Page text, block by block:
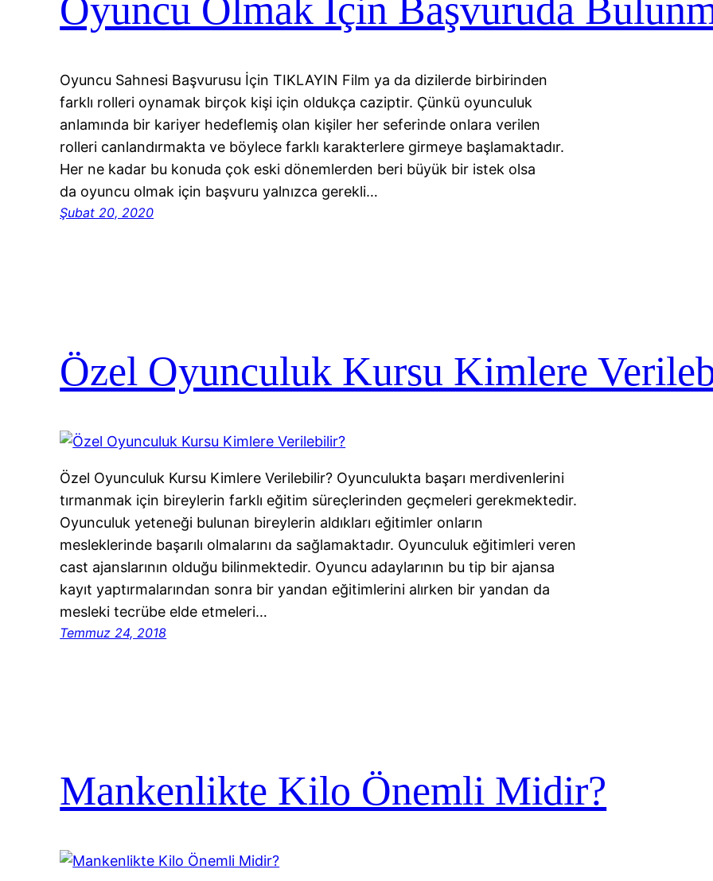
Oyuncu Olmak İçin Başvuruda
Oyuncu Sahnesi Başvurusu İçin TIKLAYIN Film ya da dizilerde birbirinden
farklı rolleri oynamak birçok kişi için oldukça caziptir. Çünkü oyunculuk
anlamında bir kariyer hedeflemiş olan kişiler her seferinde onlara verilen
rolleri canlandırmakta ve böylece farklı karakterlere girmeye başlamaktadır.
Her ne kadar bu konuda çok eski dönemlerden beri büyük bir istek olsa
da oyuncu olmak için başvuru yalnızca gerekli…
Şubat 20, 2020
Özel Oyunculuk Kursu Kimlere
Özel Oyunculuk Kursu Kimlere Verilebilir? Oyunculukta başarı merdivenlerini
tırmanmak için bireylerin farklı eğitim süreçlerinden geçmeleri gerekmektedir.
Oyunculuk yeteneği bulunan bireylerin aldıkları eğitimler onların
mesleklerinde başarılı olmalarını da sağlamaktadır. Oyunculuk eğitimleri veren
cast ajanslarının olduğu bilinmektedir. Oyuncu adaylarının bu tip bir ajansa
kayıt yaptırmalarından sonra bir yandan eğitimlerini alırken bir yandan da
mesleki tecrübe elde etmeleri…
Temmuz 24, 2018
Mankenlikte Kilo Önemli Midir?